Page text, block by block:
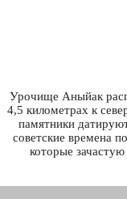
Урочище Аныйак
4,5 километрах к
памятники
советские времена
которые